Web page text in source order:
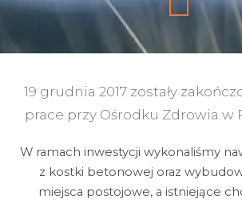
19 grudnia 2017 zostały
prace przy Ośrodku Zdrowia w
W ramach inwestycji wykonaliśmy
z kostki betonowej oraz
miejsca postojowe, a istniejące